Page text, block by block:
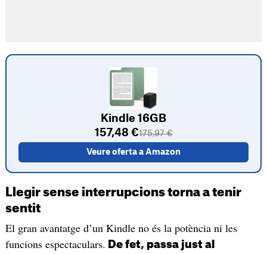
Kindle 16GB
157,48 €175,97 €
Veure oferta a Amazon
Llegir sense interrupcions torna a tenir
sentit
El gran avantatge d’un Kindle no és la potència ni les
funcions espectaculars. De fet, passa just al